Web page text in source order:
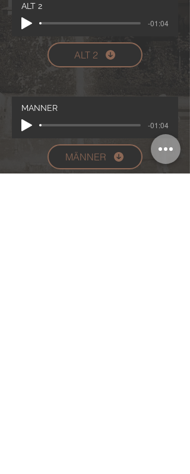
ALT 2
-01:04
ALT 2
MÄNNER
-01:04
MÄNNER